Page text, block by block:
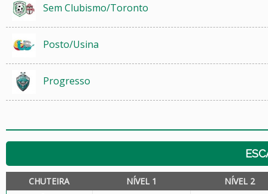
Sem Clubismo/Toronto
Posto/Usina
Progresso
CHUTEIRA NÍVEL 1 NÍVEL 2